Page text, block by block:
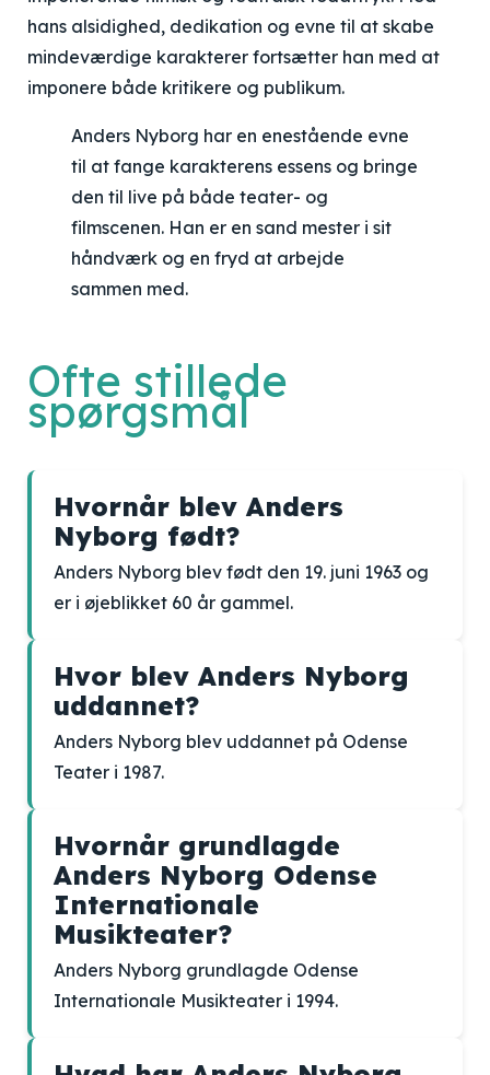
hans alsidighed, dedikation og evne til at skabe
mindeværdige karakterer fortsætter han med at
imponere både kritikere og publikum.
Anders Nyborg har en enestående evne
til at fange karakterens essens og bringe
den til live på både teater- og
filmscenen. Han er en sand mester i sit
håndværk og en fryd at arbejde
sammen med.
Ofte stillede
spørgsmål
Hvornår blev Anders
Nyborg født?
Anders Nyborg blev født den 19. juni 1963 og
er i øjeblikket 60 år gammel.
Hvor blev Anders Nyborg
uddannet?
Anders Nyborg blev uddannet på Odense
Teater i 1987.
Hvornår grundlagde
Anders Nyborg Odense
Internationale
Musikteater?
Anders Nyborg grundlagde Odense
Internationale Musikteater i 1994.